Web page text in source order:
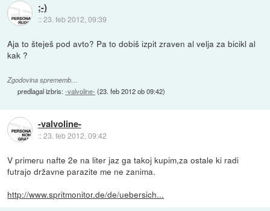
;-)
::23. feb 2012, 09:39
Aja to šteješ pod avto? Pa to dobiš izpit zraven al velja za bicikl al
kak ?
Zgodovina sprememb…
predlagal izbris:-valvoline- (23. feb 2012 ob 09:42)
-valvoline-
::23. feb 2012, 09:42
V primeru nafte 2e na liter jaz ga takoj kupim,za ostale ki radi
futrajo državne parazite me ne zanima.
http://www.spritmonitor.de/de/uebersich...